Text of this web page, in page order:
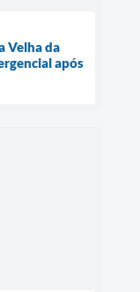
Velha da
após